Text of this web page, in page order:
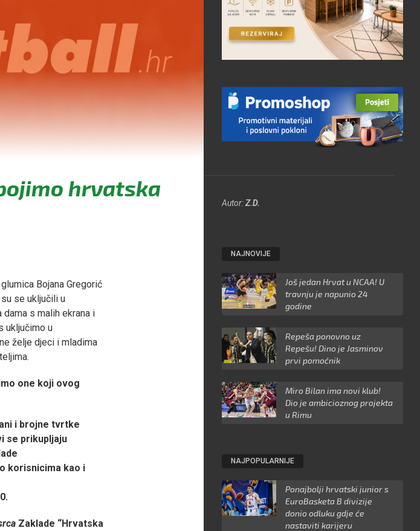
hrvatska
Autor:Z.D.
Bojana Gregorić
se uključili u
dama s malih ekrana i
uključimo u
želje djeci i mladima
one koji ovog
i brojne tvrtke
se prikupljaju
korisnicima kao i
Zaklade “Hrvatska
NAJNOVIJE
Još jedan Hrvat u NCAA! U
travnju je napunio 24
godine
Repeša ponovno uz
Repešu! Dino je Jasminov
prvi pomoćnik
Miro Bilan ima novi klub!
Dio je ambicioznog projekta
u Rimu
NAJPOPULARNIJE
Ponajbolji hrvatski junior s
EuroBasketa B divizije
donio odluku gdje će
nastaviti karijeru